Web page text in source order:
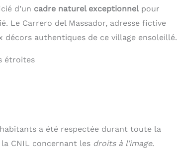
d’un cadre naturel exceptionnelpour
Le Carrero del Massador, adresse fictive
décors authentiques de ce village ensoleillé.
étroites
a été respectée durant toute la
CNIL concernant les droits à l’image.